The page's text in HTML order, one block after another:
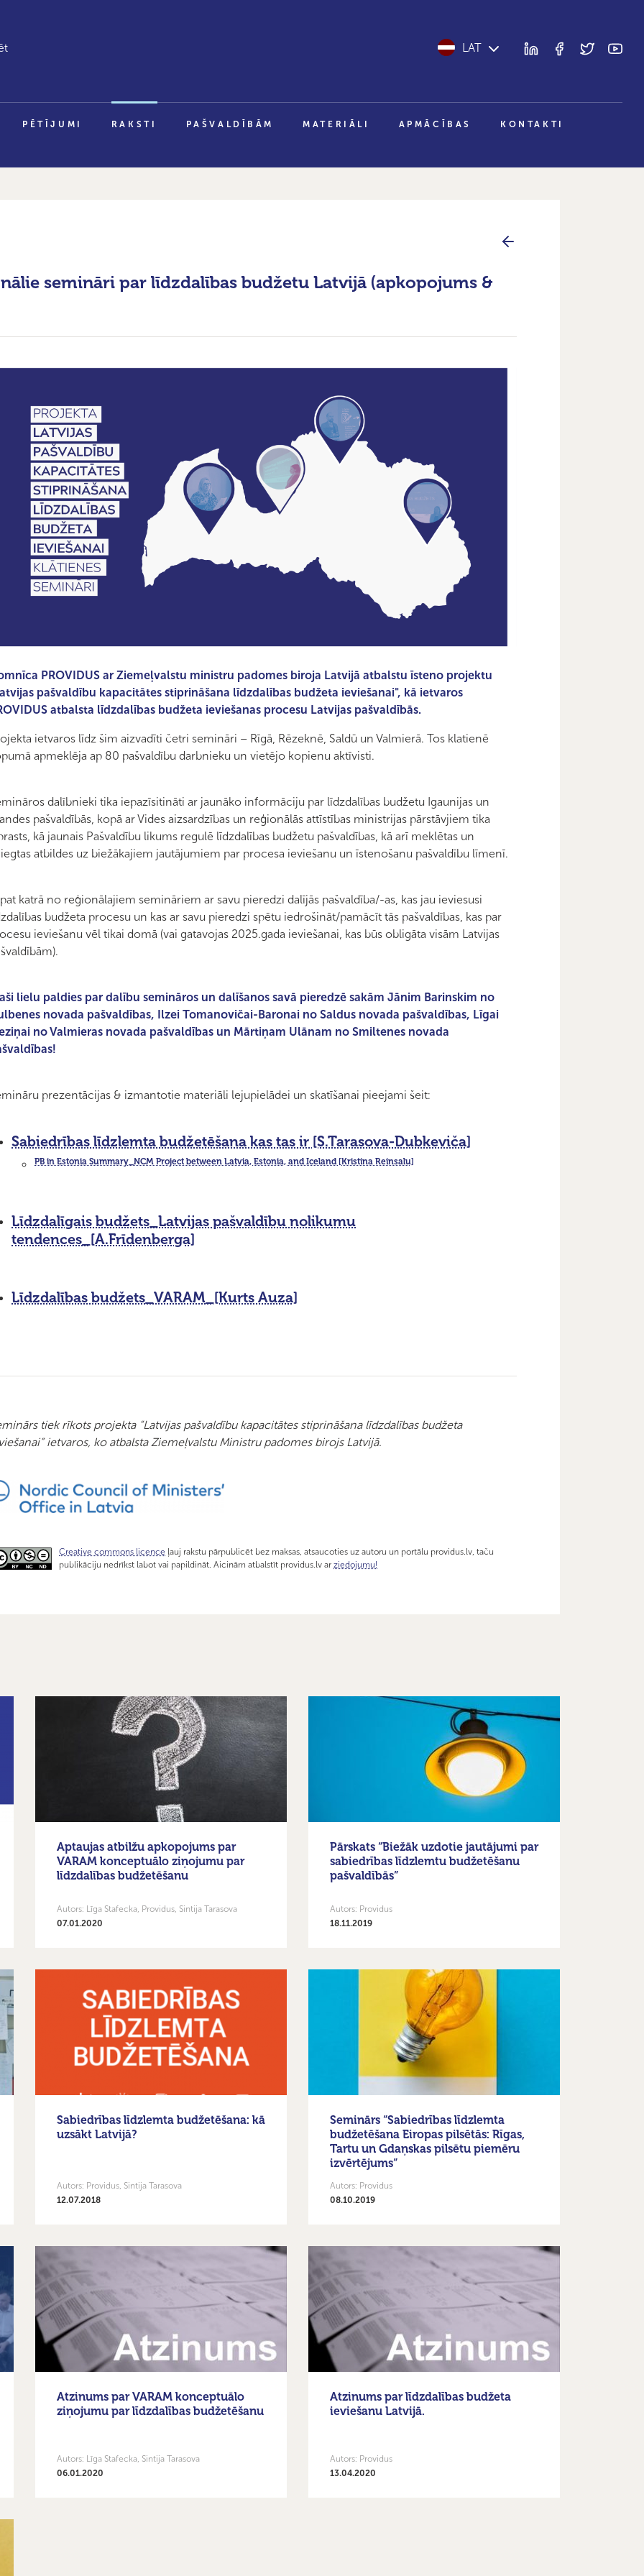
LAT
PĒTĪJUMI RAKSTI PAŠVALDĪBĀM MATERIĀLI APMĀCĪBAS KONTAKTI
semināri par līdzdalības budžetu Latvijā (apkopojums &
PROVIDUS ar Ziemeļvalstu ministru padomes biroja Latvijā atbalstu īsteno projektu
pašvaldību kapacitātes stiprināšana līdzdalības budžeta ieviešanai", kā ietvaros
atbalsta līdzdalības budžeta ieviešanas procesu Latvijas pašvaldībās.
ietvaros līdz šim aizvadīti četri semināri – Rīgā, Rēzeknē, Saldū un Valmierā. Tos klatienē
apmeklēja ap 80 pašvaldību darbnieku un vietējo kopienu aktīvisti.
dalībnieki tika iepazīsitināti ar jaunāko informāciju par līdzdalības budžetu Igaunijas un
pašvaldībās, kopā ar Vides aizsardzības un reģionālās attīstības ministrijas pārstāvjiem tika
kā jaunais Pašvaldību likums regulē līdzdalības budžetu pašvaldības, kā arī meklētas un
atbildes uz biežākajiem jautājumiem par procesa ieviešanu un īstenošanu pašvaldību līmenī.
katrā no reģionālajiem semināriem ar savu pieredzi dalījās pašvaldība/-as, kas jau ieviesusi
budžeta procesu un kas ar savu pieredzi spētu iedrošināt/pamācīt tās pašvaldības, kas par
ieviešanu vēl tikai domā (vai gatavojas 2025.gada ieviešanai, kas būs obligāta visām Latvijas
lielu paldies par dalību semināros un dalīšanos savā pieredzē sakām Jānim Barinskim no
novada pašvaldības, Ilzei Tomanovičai-Baronai no Saldus novada pašvaldības, Līgai
no Valmieras novada pašvaldības un Mārtiņam Ulānam no Smiltenes novada
prezentācijas & izmantotie materiāli lejupielādei un skatīšanai pieejami šeit:
Sabiedrības līdzlemta budžetēšana kas tas ir [S.Tarasova-Dubkeviča]
PB in Estonia Summary_NCM Project between Latvia, Estonia, and Iceland [Kristina Reinsalu]
Līdzdalīgais budžets_Latvijas pašvaldību nolikumu
tendences_[A.Frīdenberga]
Līdzdalības budžets_VARAM_[Kurts Auza]
tiek rīkots projekta “Latvijas pašvaldību kapacitātes stiprināšana līdzdalības budžeta
ietvaros, ko atbalsta Ziemeļvalstu Ministru padomes birojs Latvijā.
Creative commons licence ļauj rakstu pārpublicēt bez maksas, atsaucoties uz autoru un portālu providus.lv, taču
publikāciju nedrīkst labot vai papildināt. Aicinām atbalstīt providus.lv ar ziedojumu!
Aptaujas atbilžu apkopojums par
VARAM konceptuālo ziņojumu par
līdzdalības budžetēšanu
Autors: Līga Stafecka, Providus, Sintija Tarasova
07.01.2020
Pārskats “Biežāk uzdotie jautājumi par
sabiedrības līdzlemtu budžetēšanu
pašvaldībās”
Autors: Providus
18.11.2019
Sabiedrības līdzlemta budžetēšana: kā
uzsākt Latvijā?
Autors: Providus, Sintija Tarasova
12.07.2018
Seminārs “Sabiedrības līdzlemta
budžetēšana Eiropas pilsētās: Rīgas,
Tartu un Gdaņskas pilsētu piemēru
izvērtējums”
Autors: Providus
08.10.2019
Atzinums par VARAM konceptuālo
ziņojumu par līdzdalības budžetēšanu
Autors: Līga Stafecka, Sintija Tarasova
06.01.2020
Atzinums par līdzdalības budžeta
ieviešanu Latvijā.
Autors: Providus
13.04.2020